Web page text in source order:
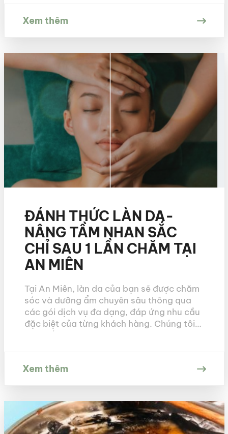
Xem thêm
ĐÁNH THỨC LÀN DA-
NÂNG TẦM NHAN SẮC
CHỈ SAU 1 LẦN CHĂM TẠI
AN MIÊN
Tại An Miên, làn da của bạn sẽ được chăm
sóc và dưỡng ẩm chuyên sâu thông qua
các gói dịch vụ đa dạng, đáp ứng nhu cầu
đặc biệt của từng khách hàng. Chúng tôi
Xem thêm